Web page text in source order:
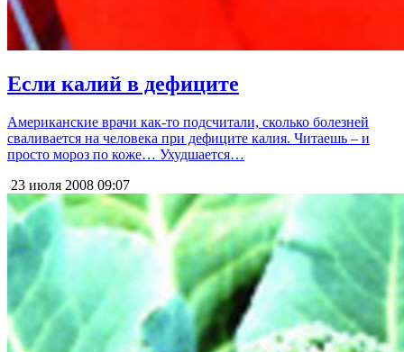
Если калий в дефиците
Американские врачи как-то подсчитали, сколько болезней
сваливается на человека при дефиците калия. Читаешь – и
просто мороз по коже… Ухудшается…
23 июля 2008 09:07